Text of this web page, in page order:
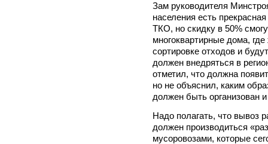
Зам руководителя
населения есть
ТКО, но скидку в 50%
многоквартирные дома,
сортировке отходов и
должен внедряться в
отметил, что должна
но не объяснил, каким
должен быть организован
Надо полагать, что вывоз
должен производиться
мусоровозами, которые